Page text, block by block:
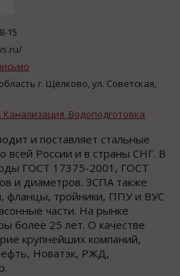
15
г. Щелково, ул. Советская,
Водоподготовка
и поставляет стальные
всей России и в страны СНГ. В
ГОСТ 17375-2001, ГОСТ
и диаметров. ЗСПА также
фланцы, тройники, ППУ и ВУС
части. На рынке
более 25 лет. О качестве
крупнейших компаний,
Новатэк, РЖД,